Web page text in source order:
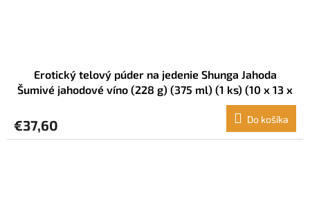
Erotický telový púder na jedenie Shunga Jahoda
Šumivé jahodové víno (228 g) (375 ml) (1 ks) (10 x 13 x
€37,60 Do košíka